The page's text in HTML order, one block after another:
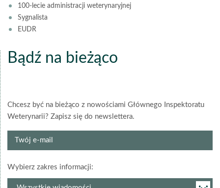
100-lecie administracji weterynaryjnej
Sygnalista
EUDR
Bądź na bieżąco
Chcesz być na bieżąco z nowościami Głównego Inspektoratu
Weterynarii? Zapisz się do newslettera.
Twój
Wybierz zakres informacji:
newslettera